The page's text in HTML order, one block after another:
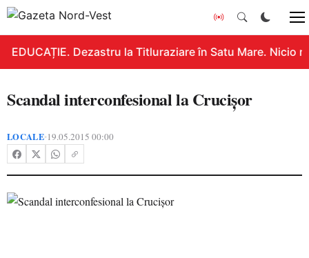
EDUCAȚIE. Dezastru la Titluraziare în Satu Mare. Nicio
Scandal interconfesional la Crucişor
LOCALE•19.05.2015 00:00